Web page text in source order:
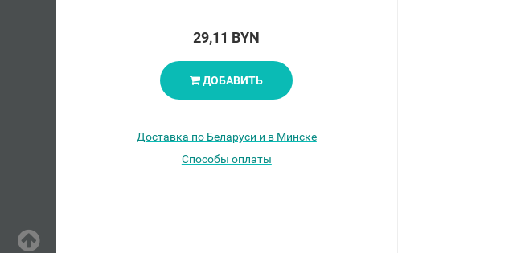
29,11 BYN
ДОБАВИТЬ
Доставка по Беларуси и в Минске
Способы оплаты